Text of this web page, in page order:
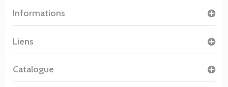
Informations
Liens
Catalogue